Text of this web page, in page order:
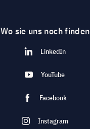
Wo sie uns noch finden
LinkedIn
YouTube
Facebook
Instagram